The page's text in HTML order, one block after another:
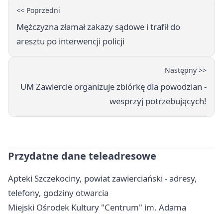
<< Poprzedni
Mężczyzna złamał zakazy sądowe i trafił do
aresztu po interwencji policji
Następny >>
UM Zawiercie organizuje zbiórkę dla powodzian -
wesprzyj potrzebujących!
Przydatne dane teleadresowe
Apteki Szczekociny, powiat zawierciański - adresy,
telefony, godziny otwarcia
Miejski Ośrodek Kultury "Centrum" im. Adama